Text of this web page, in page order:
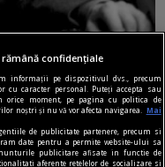
acum, trebuie
de destinul
rămână confidențiale
informații pe dispozitivul dvs., precum
cu caracter personal. Puteți accepta sau
moment, pe pagina cu politica de
noștri și nu vă vor afecta navigarea.
Mai
de publicitate partenere, precum si
date pentru a permite website-ului sa
publicitare afisate in functie de
aferente retelelor de socializare si